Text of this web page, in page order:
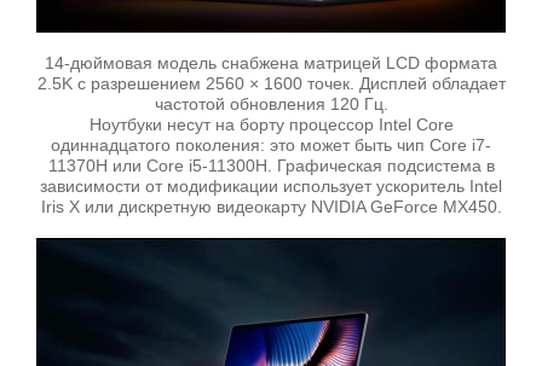
14-дюймовая модель снабжена матрицей LCD формата
2.5K с разрешением 2560 × 1600 точек. Дисплей обладает
частотой обновления 120 Гц.
Ноутбуки несут на борту процессор Intel Core
одиннадцатого поколения: это может быть чип Core i7-
11370H или Core i5-11300H. Графическая подсистема в
зависимости от модификации использует ускоритель Intel
Iris X или дискретную видеокарту NVIDIA GeForce MX450.